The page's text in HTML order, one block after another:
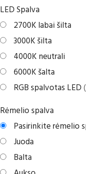
LED Spalva
2700K labai šilta
3000K šilta
4000K neutrali
6000K šalta
RGB spalvotas LED
Rėmelio spalva
Pasirinkite rėmelio
Juoda
Balta